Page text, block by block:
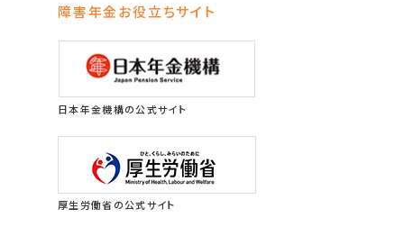
障害年金お役立ちサイト
日本年金機構の公式サイト
厚生労働省の公式サイト